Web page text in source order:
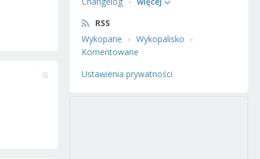
RSS
Wykopane
Wykopalisko
Komentowane
Ustawienia prywatności